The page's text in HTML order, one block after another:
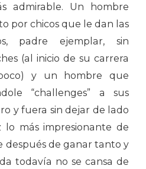
admirable. Un hombre
por chicos que le dan las
padre ejemplar, sin
(al inicio de su carrera
y un hombre que
“challenges” a sus
y fuera sin dejar de lado
lo más impresionante de
después de ganar tanto y
todavía no se cansa de